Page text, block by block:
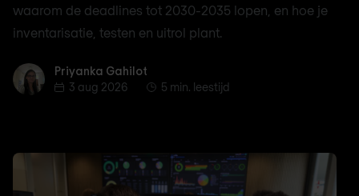
waarom de deadlines tot 2030-2035 lopen, en hoe je
inventarisatie, testen en uitrol plant.
Priyanka Gahilot
Priyanka Gahilot
3 aug 2026
5 min. leestijd